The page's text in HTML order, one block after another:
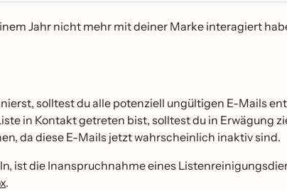
Jahr nicht mehr mit deiner Marke interagiert
solltest du alle potenziell ungültigen E-Mails
in Kontakt getreten bist, solltest du in Erwägung
da diese E-Mails jetzt wahrscheinlich inaktiv sind.
ist die Inanspruchnahme eines
.